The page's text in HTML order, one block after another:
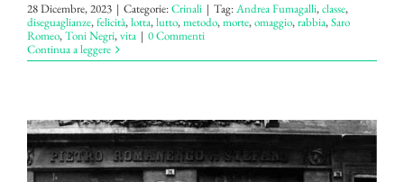
28 Dicembre, 2023 | Categorie:Crinali | Tag:Andrea Fumagalli,classe,
diseguaglianze,felicità,lotta,lutto,metodo,morte,omaggio,rabbia,Saro
Romeo,Toni Negri,vita | 0 Commenti
Continua a leggere